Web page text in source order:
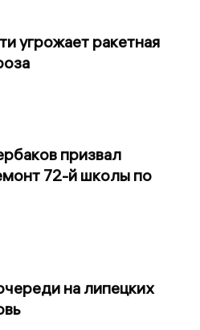
угрожает ракетная
призвал
72-й школы по
на липецких